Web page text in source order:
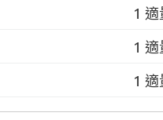
1 適
1 適
1 適